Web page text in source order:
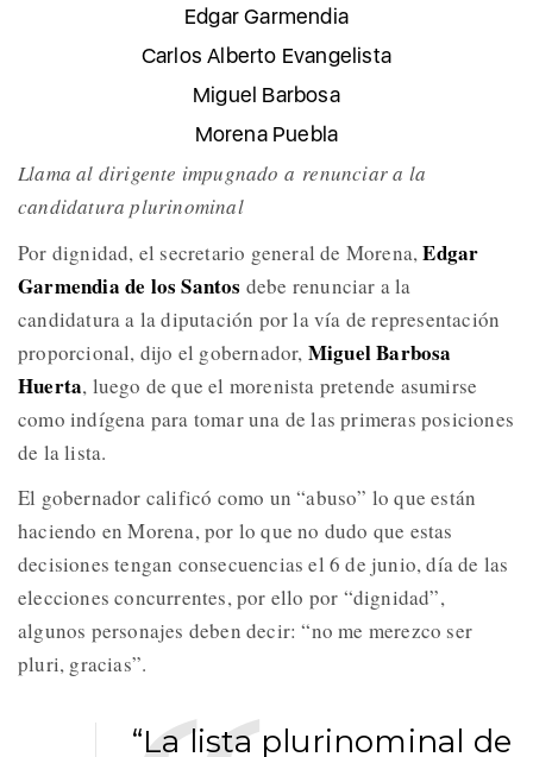
Edgar Garmendia
Carlos Alberto Evangelista
Miguel Barbosa
Morena Puebla
Llama al dirigente impugnado a renunciar a la
candidatura plurinominal
Por dignidad, el secretario general de Morena,Edgar
Garmendia de los Santos debe renunciar a la
candidatura a la diputación por la vía de representación
proporcional, dijo el gobernador, Miguel Barbosa
Huerta, luego de que el morenista pretende asumirse
como indígena para tomar una de las primeras posiciones
de la lista.
El gobernador calificó como un “abuso” lo que están
haciendo en Morena, por lo que no dudo que estas
decisiones tengan consecuencias el 6 de junio, día de las
elecciones concurrentes, por ello por “dignidad”,
algunos personajes deben decir: “no me merezco ser
pluri, gracias”.
“La lista plurinominal de